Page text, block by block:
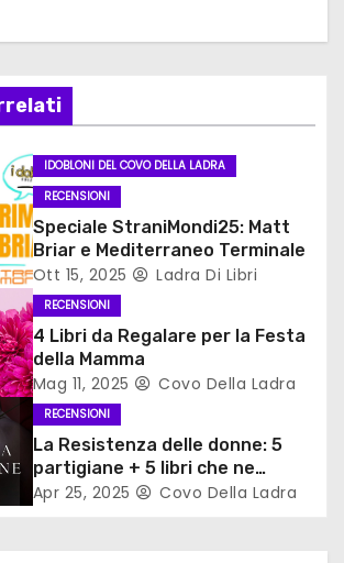
IDOBLONI DEL COVO DELLA LADRA
RECENSIONI
Speciale StraniMondi25: Matt
Briar e Mediterraneo Terminale
Ott 15, 2025 Ladra Di Libri
RECENSIONI
4 Libri da Regalare per la Festa
della Mamma
Mag 11, 2025 Covo Della Ladra
RECENSIONI
La Resistenza delle donne: 5
partigiane + 5 libri che ne
parlano
Apr 25, 2025 Covo Della Ladra